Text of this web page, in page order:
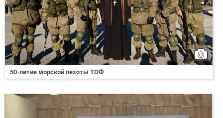
50-летие морской пехоты ТОФ